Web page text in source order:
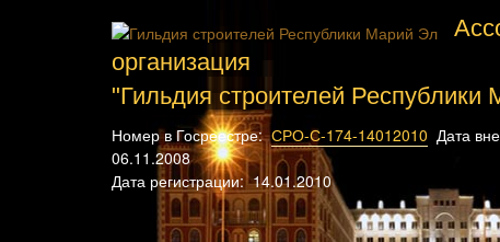
организация
"Гильдия строителей Республики
Номер в Госреестре:СРО-С-174-14012010 Дата
06.11.2008
Дата регистрации: 14.01.2010